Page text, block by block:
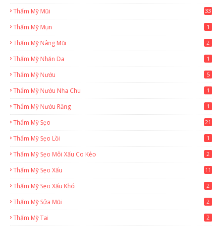
Thẩm Mỹ Mũi 33
Thẩm Mỹ Mụn 1
Thẩm Mỹ Nâng Mũi 2
Thẩm Mỹ Nhăn Da 1
Thẩm Mỹ Nướu 5
Thẩm Mỹ Nướu Nha Chu 1
Thẩm Mỹ Nướu Răng 1
Thẩm Mỹ Sẹo 21
Thẩm Mỹ Sẹo Lồi 1
Thẩm Mỹ Sẹo Môi Xấu Co Kéo 2
Thẩm Mỹ Sẹo Xấu 11
Thẩm Mỹ Sẹo Xấu Khó 2
Thẩm Mỹ Sửa Mũi 2
Thẩm Mỹ Tai 2